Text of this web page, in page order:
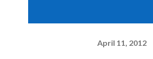
April 11, 2012